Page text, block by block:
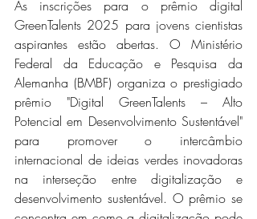
As inscrições para o prêmio digital
GreenTalents 2025 para jovens cientistas
aspirantes estão abertas. O Ministério
Federal da Educação e Pesquisa da
Alemanha (BMBF) organiza o prestigiado
prêmio "Digital GreenTalents – Alto
Potencial em Desenvolvimento Sustentável"
para promover o intercâmbio
internacional de ideias verdes inovadoras
na interseção entre digitalização e
desenvolvimento sustentável. O prêmio se